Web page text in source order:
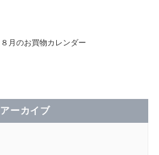
８月のお買物カレンダー
アーカイブ